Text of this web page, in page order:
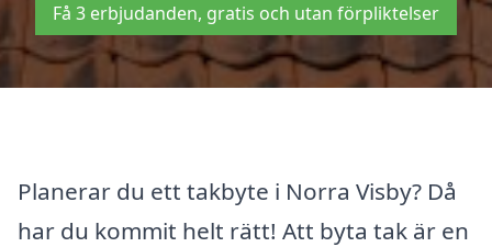
Få 3 erbjudanden, gratis och utan förpliktelser
Planerar du ett takbyte i Norra Visby? Då
har du kommit helt rätt! Att byta tak är en